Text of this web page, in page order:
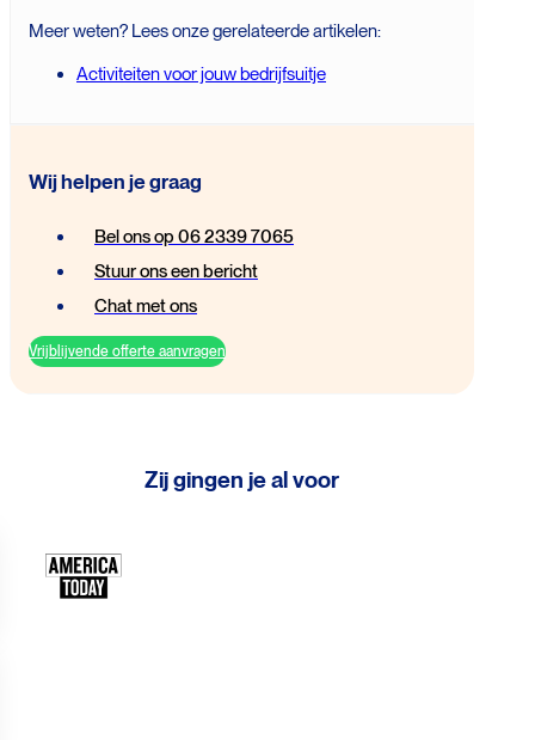
Meer weten? Lees onze gerelateerde artikelen:
Activiteiten voor jouw bedrijfsuitje
Wij helpen je graag
Bel ons op 06 2339 7065
Stuur ons een bericht
Chat met ons
Vrijblijvende offerte aanvragen
Zij gingen je al voor